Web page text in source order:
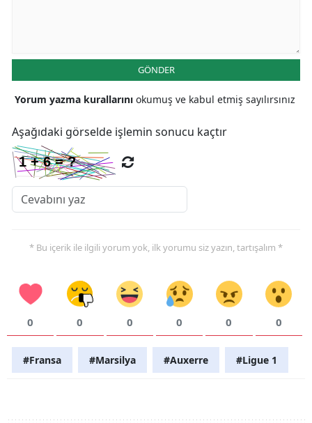
GÖNDER
Yorum yazma kurallarını okumuş ve kabul etmiş sayılırsınız
Aşağıdaki görselde işlemin sonucu kaçtır
* Bu içerik ile ilgili yorum yok, ilk yorumu siz yazın, tartışalım *
0 0 0 0 0 0
#Fransa #Marsilya #Auxerre #Ligue 1